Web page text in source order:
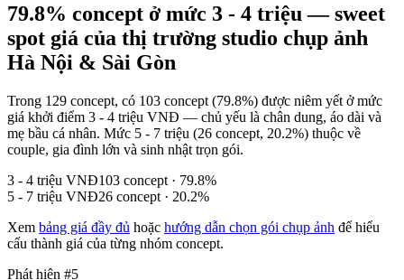
79.8% concept ở mức 3 - 4 triệu — sweet
spot giá của thị trường studio chụp ảnh
Hà Nội & Sài Gòn
Trong 129 concept, có 103 concept (79.8%) được niêm yết ở mức
giá khởi điểm 3 - 4 triệu VNĐ — chủ yếu là chân dung, áo dài và
mẹ bầu cá nhân. Mức 5 - 7 triệu (26 concept, 20.2%) thuộc về
couple, gia đình lớn và sinh nhật trọn gói.
3 - 4 triệu VNĐ103 concept · 79.8%
5 - 7 triệu VNĐ26 concept · 20.2%
Xem bảng giá đầy đủ hoặc hướng dẫn chọn gói chụp ảnh để hiểu
cấu thành giá của từng nhóm concept.
Phát hiện #5